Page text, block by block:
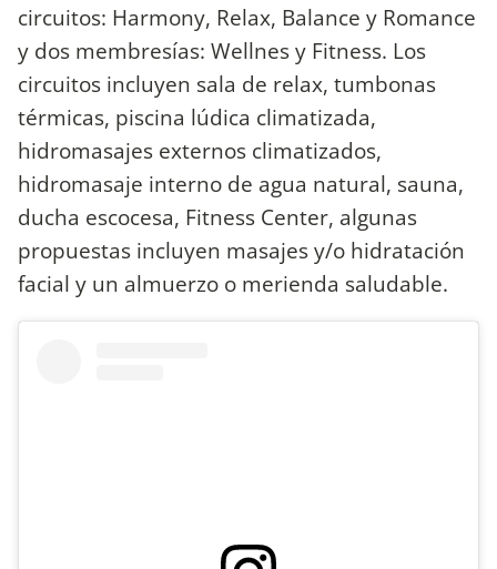
circuitos: Harmony, Relax, Balance y Romance
y dos membresías: Wellnes y Fitness. Los
circuitos incluyen sala de relax, tumbonas
térmicas, piscina lúdica climatizada,
hidromasajes externos climatizados,
hidromasaje interno de agua natural, sauna,
ducha escocesa, Fitness Center, algunas
propuestas incluyen masajes y/o hidratación
facial y un almuerzo o merienda saludable.